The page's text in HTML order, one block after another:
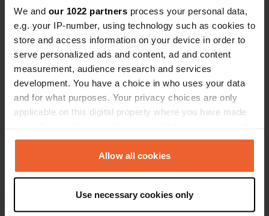
We and our 1022 partners process your personal data,
e.g. your IP-number, using technology such as cookies to
store and access information on your device in order to
serve personalized ads and content, ad and content
measurement, audience research and services
development. You have a choice in who uses your data
and for what purposes. Your privacy choices are only
applicable on this digital property where you have made
any time from the Cookie Declaration or by clicking on
the Privacy trigger icon.
Collect information about your geographical location
Allow all cookies
Use necessary cookies only
Ho recensito una posizione
Sitecode:21658
Ci siamo stati oggi. Avresti potuto restare lì, ma
l'elettricità e l'acqua sono spente. Abbiamo
proseguito. Siamo stati qui 1 anno fa, quindi i